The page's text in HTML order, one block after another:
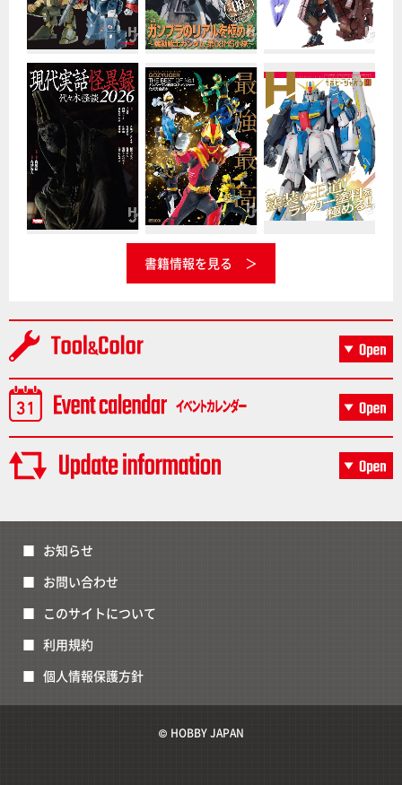
書籍情報を見る
お知らせ
お問い合わせ
このサイトについて
利用規約
個人情報保護方針
© HOBBY JAPAN